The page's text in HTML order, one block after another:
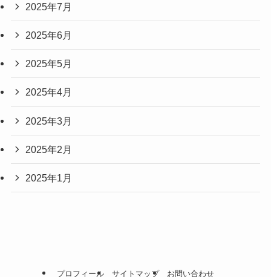
2025年7月
2025年6月
2025年5月
2025年4月
2025年3月
2025年2月
2025年1月
プロフィール サイトマップ お問い合わせ